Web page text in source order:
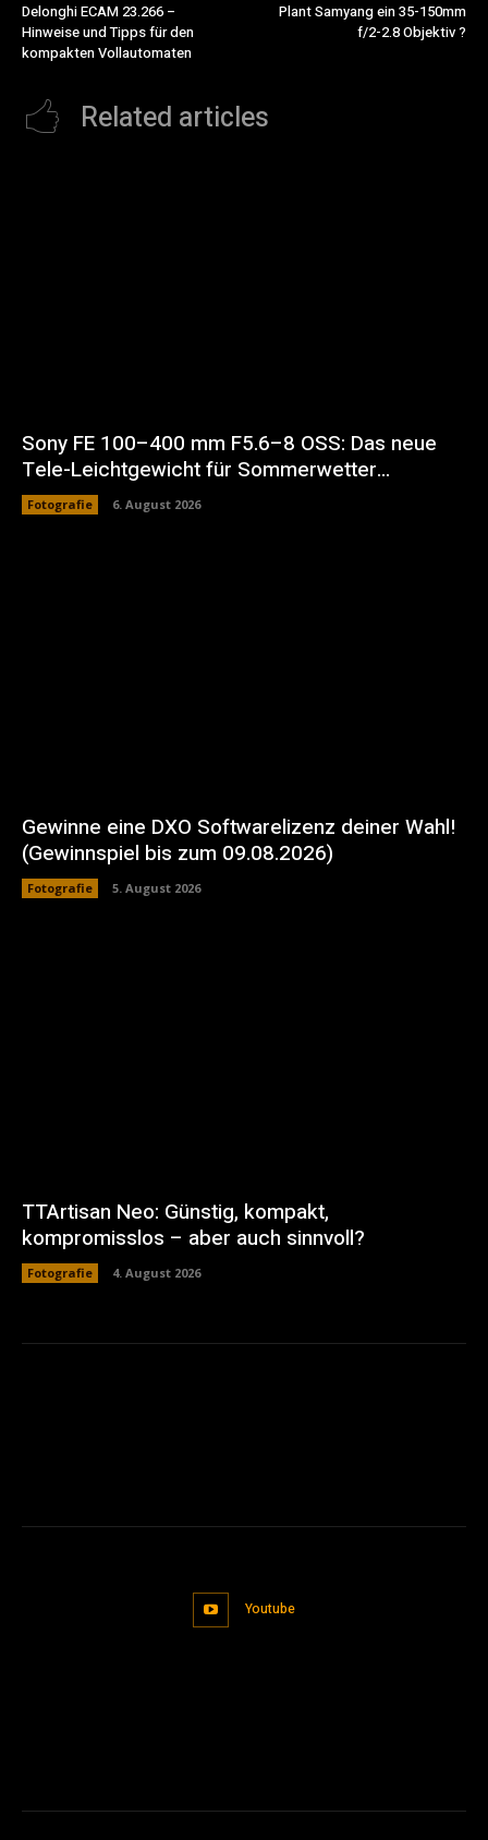
Delonghi ECAM 23.266 –
Hinweise und Tipps für den
kompakten Vollautomaten
Plant Samyang ein 35-150mm
f/2-2.8 Objektiv ?
Related articles
Sony FE 100–400 mm F5.6–8 OSS: Das neue
Tele-Leichtgewicht für Sommerwetter…
Fotografie 6. August 2026
Gewinne eine DXO Softwarelizenz deiner Wahl!
(Gewinnspiel bis zum 09.08.2026)
Fotografie 5. August 2026
TTArtisan Neo: Günstig, kompakt,
kompromisslos – aber auch sinnvoll?
Fotografie 4. August 2026
Youtube